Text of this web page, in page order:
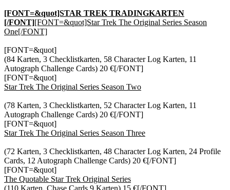
[FONT=&quot]STAR TREK TRADINGKARTEN
[/FONT][FONT=&quot]Star Trek The Original Series Season
One[/FONT]
[FONT=&quot]
(84 Karten, 3 Checklistkarten, 58 Character Log Karten, 11
Autograph Challenge Cards) 20 €[/FONT]
[FONT=&quot]
Star Trek The Original Series Season Two
(78 Karten, 3 Checklistkarten, 52 Character Log Karten, 11
Autograph Challenge Cards) 20 €[/FONT]
[FONT=&quot]
Star Trek The Original Series Season Three
(72 Karten, 3 Checklistkarten, 48 Character Log Karten, 24 Profile
Cards, 12 Autograph Challenge Cards) 20 €[/FONT]
[FONT=&quot]
The Quotable Star Trek Original Series
(110 Karten, Chase Cards 9 Karten) 15 €[/FONT]